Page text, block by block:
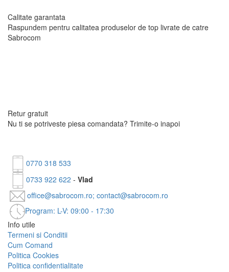
Calitate garantata
Raspundem pentru calitatea produselor de top livrate de catre
Sabrocom
Retur gratuit
Nu ti se potriveste piesa comandata? Trimite-o inapoi
0770 318 533
0733 922 622 - Vlad
office@sabrocom.ro; contact@sabrocom.ro
Program: L-V: 09:00 - 17:30
Info utile
Termeni si Conditii
Cum Comand
Politica Cookies
Politica confidentialitate